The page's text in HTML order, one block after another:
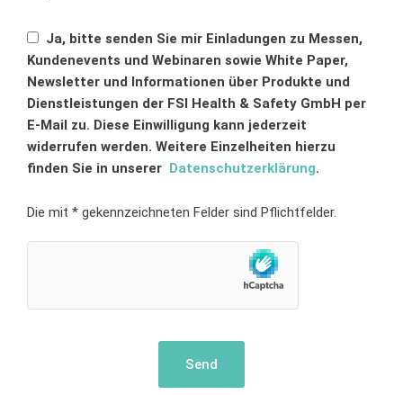
Ja, bitte senden Sie mir Einladungen zu Messen,
Kundenevents und Webinaren sowie White Paper,
Newsletter und Informationen über Produkte und
Dienstleistungen der FSI Health & Safety GmbH per
E-Mail zu. Diese Einwilligung kann jederzeit
widerrufen werden. Weitere Einzelheiten hierzu
finden Sie in unserer Datenschutzerklärung.
Die mit * gekennzeichneten Felder sind Pflichtfelder.